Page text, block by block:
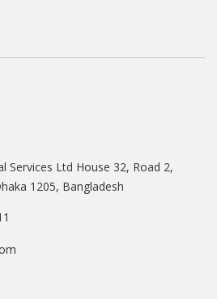
Services Ltd House 32, Road 2,
1205, Bangladesh